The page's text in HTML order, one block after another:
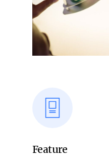
Feature